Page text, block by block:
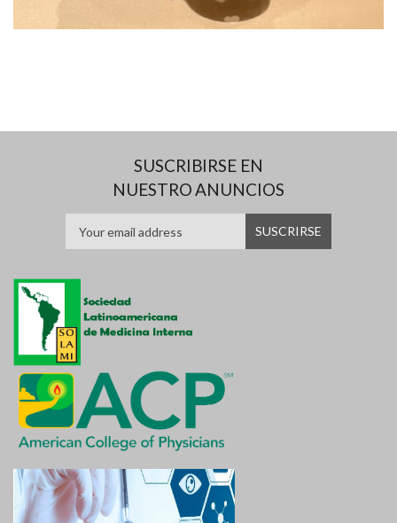
SUSCRIBIRSE EN
NUESTRO ANUNCIOS